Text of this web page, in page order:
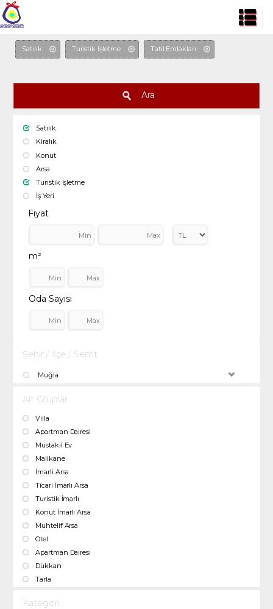
Satılık Turistik İşletme Tatil Emlakları
Ara
Satılık
Kiralık
Konut
Arsa
Turistik İşletme
İş Yeri
Fiyat
m²
Oda Sayısı
Şehir / İlçe / Semt
Muğla
Alt Gruplar
Villa
Apartman Dairesi
Müstakil Ev
Malikane
İmarli Arsa
Ticari İmarlı Arsa
Turistik İmarlı
Konut İmarlı Arsa
Muhtelif Arsa
Otel
Apartman Dairesi
Dükkan
Tarla
Kategori